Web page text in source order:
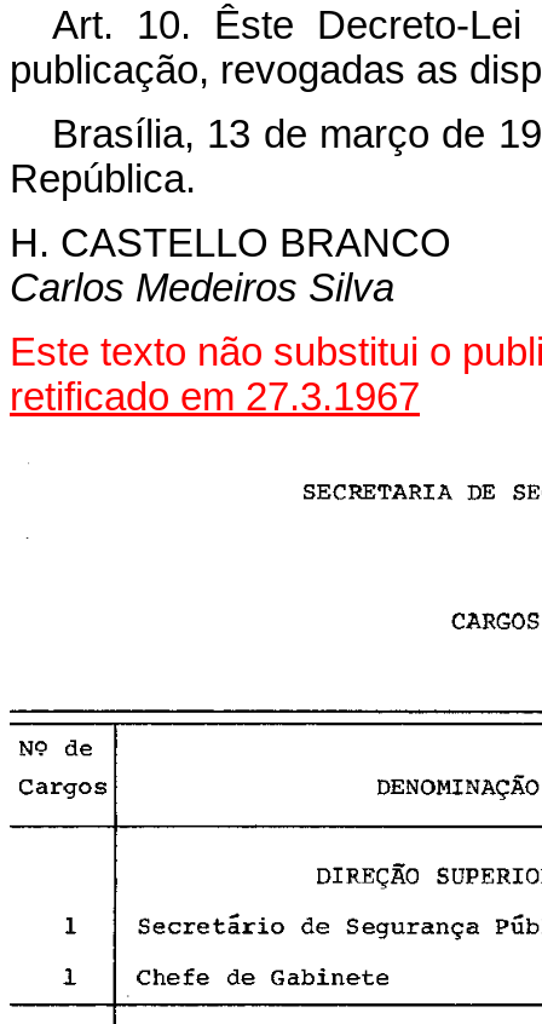
Art. 10. Êste Decreto-
publicação, revogadas as
Brasília, 13 de março de
República.
H. CASTELLO BRANCO
Carlos Medeiros Silva
Este texto não substitui o
retificado em 27.3.1967